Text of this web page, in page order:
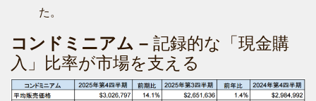
た。
コンドミニアム – 記録的な「現金購
入」比率が市場を支える